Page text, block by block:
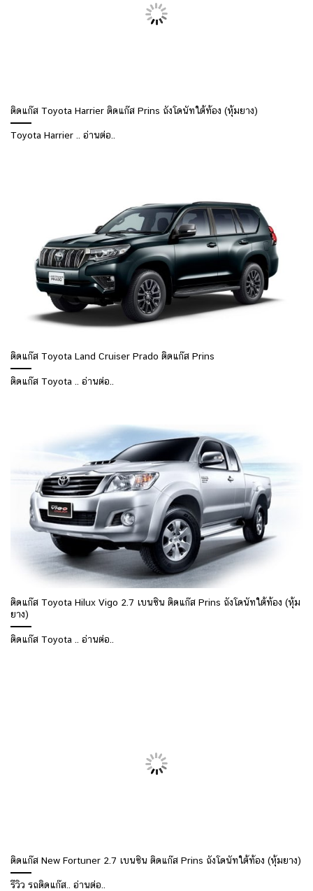
ติดแก๊ส Toyota Harrier ติดแก๊ส Prins ถังโดนัทใต้ท้อง (หุ้มยาง)
Toyota Harrier .. อ่านต่อ..
ติดแก๊ส Toyota Land Cruiser Prado ติดแก๊ส Prins
ติดแก๊ส Toyota .. อ่านต่อ..
ติดแก๊ส Toyota Hilux Vigo 2.7 เบนซิน ติดแก๊ส Prins ถังโดนัทใต้ท้อง (หุ้ม
ยาง)
ติดแก๊ส Toyota .. อ่านต่อ..
ติดแก๊ส New Fortuner 2.7 เบนซิน ติดแก๊ส Prins ถังโดนัทใต้ท้อง (หุ้มยาง)
รีวิว รถติดแก๊ส.. อ่านต่อ..